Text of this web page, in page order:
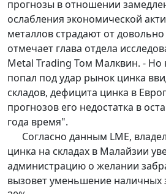
прогнозы в отношении
ослабления экономической
металлов страдают от
отмечает глава отдела
Metal Trading Том Малквин. -
попал под удар рынок цинка
складов, дефицита цинка в
прогнозов его недостатка в
года время".
Согласно данным LME,
цинка на складах в Малайзии
администрацию о желании
вызовет уменьшение наличных